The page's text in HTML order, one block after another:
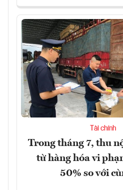
Tài chính
Trong tháng 7, thu
từ hàng hóa vi
50% so với